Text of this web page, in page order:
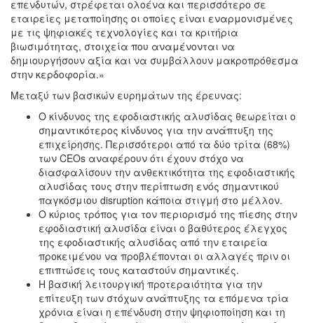
επενδυτών, στρέφεται ολοένα και περισσότερο σε
εταιρείες μεταποίησης οι οποίες είναι εναρμονισμένες
με τις ψηφιακές τεχνολογίες και τα κριτήρια
βιωσιμότητας, στοιχεία που αναμένονται να
δημιουργήσουν αξία και να συμβάλλουν μακροπρόθεσμα
στην κερδοφορία.»
Μεταξύ των βασικών ευρημάτων της έρευνας:
Ο κίνδυνος της εφοδιαστικής αλυσίδας θεωρείται ο
σημαντικότερος κίνδυνος για την ανάπτυξη της
επιχείρησης. Περισσότεροι από τα δύο τρίτα (68%)
των CEOs αναφέρουν ότι έχουν στόχο να
διασφαλίσουν την ανθεκτικότητα της εφοδιαστικής
αλυσίδας τους στην περίπτωση ενός σημαντικού
παγκόσμιου disruption κάποια στιγμή στο μέλλον.
Ο κύριος τρόπος για τον περιορισμό της πίεσης στην
εφοδιαστική αλυσίδα είναι ο βαθύτερος έλεγχος
της εφοδιαστικής αλυσίδας από την εταιρεία
προκειμένου να προβλέπονται οι αλλαγές πριν οι
επιπτώσεις τους καταστούν σημαντικές.
Η βασική λειτουργική προτεραιότητα για την
επίτευξη των στόχων ανάπτυξης τα επόμενα τρία
χρόνια είναι η επένδυση στην ψηφιοποίηση και τη